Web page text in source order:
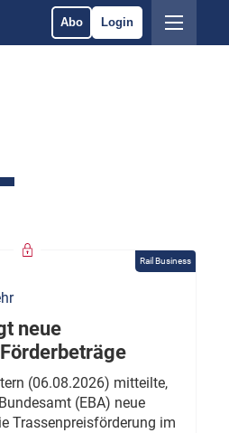
Abo Login
Rail Business
neue
(06.08.2026) mitteilte,
(EBA) neue
Trassenpreisförderung im